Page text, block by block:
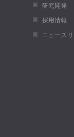
研究開発
採用情報
ニュース